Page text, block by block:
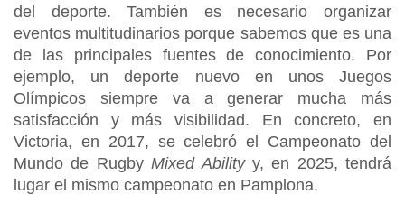
del deporte. También es necesario organizar
eventos multitudinarios porque sabemos que es una
de las principales fuentes de conocimiento. Por
ejemplo, un deporte nuevo en unos Juegos
Olímpicos siempre va a generar mucha más
satisfacción y más visibilidad. En concreto, en
Victoria, en 2017, se celebró el Campeonato del
Mundo de RugbyMixed Abilityy, en 2025, tendrá
lugar el mismo campeonato en Pamplona.